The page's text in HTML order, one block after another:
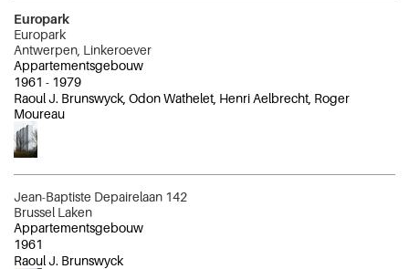
Europark
Europark
Antwerpen, Linkeroever
Appartementsgebouw
1961 - 1979
Raoul J. Brunswyck, Odon Wathelet, Henri Aelbrecht, Roger
Moureau
Jean-Baptiste Depairelaan 142
Brussel Laken
Appartementsgebouw
1961
Raoul J. Brunswyck